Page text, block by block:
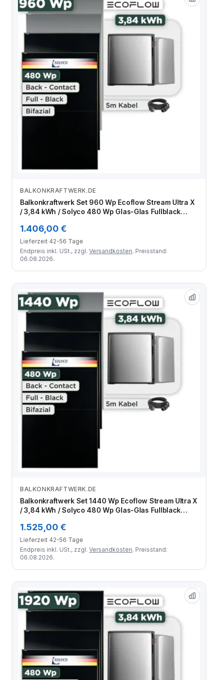
Zum Angebot
BALKONKRAFTWERK.DE
Balkonkraftwerk Set 960 Wp Ecoflow Stream Ultra X
/ 3,84 kWh / Solyco 480 Wp Glas-Glas Fullblack
1,5 m
1.406,00 €
Lieferzeit 42-56 Tage
Endpreis inkl. USt., zzgl. Versandkosten. Preisstand:
06.08.2026.
Zum Angebot
BALKONKRAFTWERK.DE
Balkonkraftwerk Set 1440 Wp Ecoflow Stream Ultra X
/ 3,84 kWh / Solyco 480 Wp Glas-Glas Fullblack
1,5 m
1.525,00 €
Lieferzeit 42-56 Tage
Endpreis inkl. USt., zzgl. Versandkosten. Preisstand:
06.08.2026.